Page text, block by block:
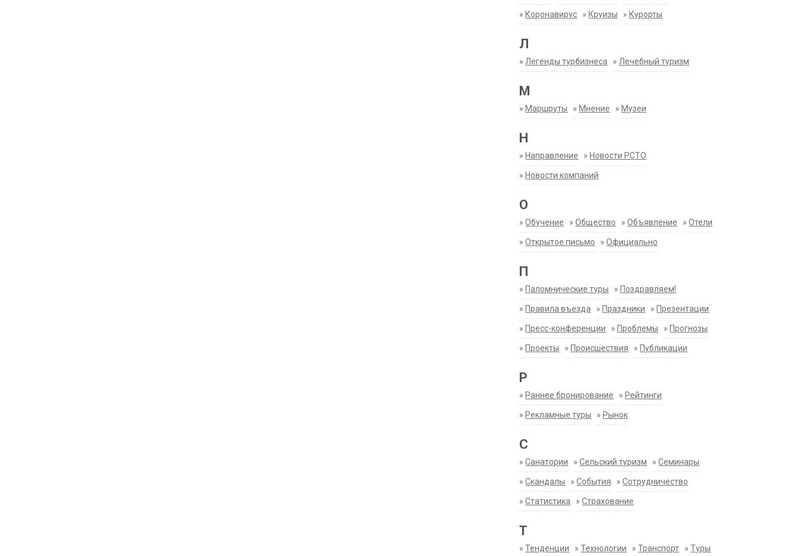
» Коронавирус » Круизы » Курорты
Л
» Легенды турбизнеса » Лечебный туризм
М
» Маршруты » Мнение » Музеи
Н
» Направление » Новости РСТО
» Новости компаний
О
»Обучение »Общество »Объявление »Отели
»Открытое письмо »Официально
П
» Паломнические туры » Поздравляем!
» Правила въезда » Праздники » Презентации
» Пресс-конференции » Проблемы » Прогнозы
» Проекты » Происшествия » Публикации
Р
» Раннее бронирование » Рейтинги
» Рекламные туры » Рынок
С
»Санатории »Сельский туризм »Семинары
»Скандалы »События »Сотрудничество
»Статистика »Страхование
Т
»Тенденции »Технологии »Транспорт »Туры